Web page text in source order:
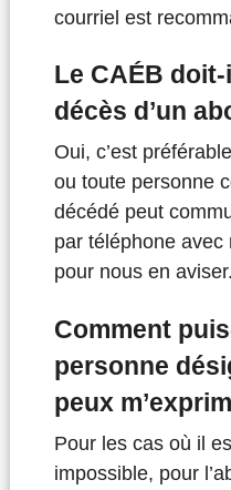
courriel est
Le CAÉB
décès d’un
Oui, c’est
ou toute personne
décédé peut
par téléphone
pour nous en
Comment
personne
peux
Pour les cas où il
impossible, pour